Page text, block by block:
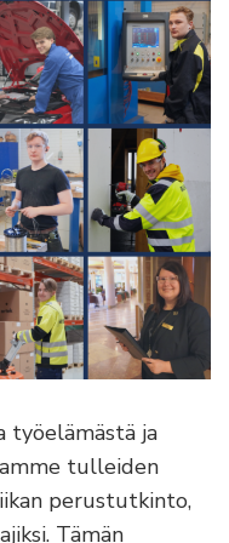
työelämästä ja
tulleiden
perustutkinto,
Tämän